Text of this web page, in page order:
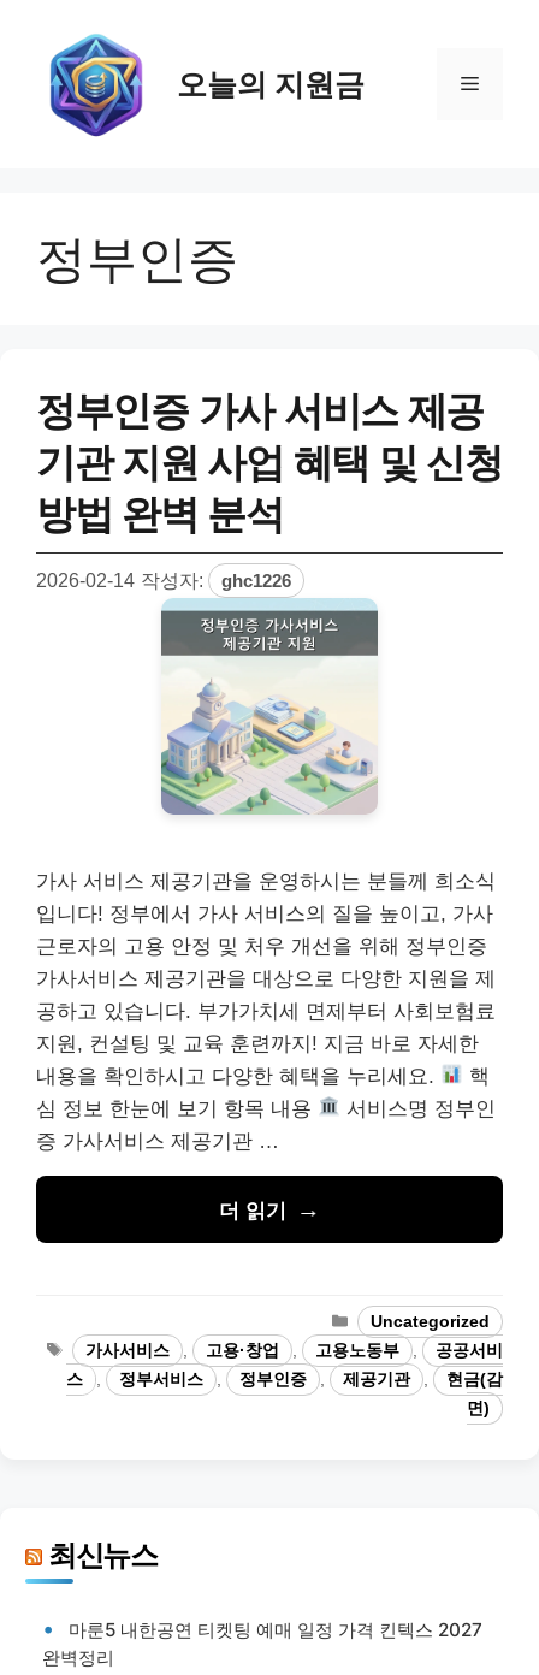
오늘의 지원금 메
정부인증
정부인증 가사 서비스 제공
기관 지원 사업 혜택 및 신청
방법 완벽 분석
2026-02-14 작성자: ghc1226
가사 서비스 제공기관을 운영하시는 분들께 희소식
입니다! 정부에서 가사 서비스의 질을 높이고, 가사
근로자의 고용 안정 및 처우 개선을 위해 정부인증
가사서비스 제공기관을 대상으로 다양한 지원을 제
공하고 있습니다. 부가가치세 면제부터 사회보험료
지원, 컨설팅 및 교육 훈련까지! 지금 바로 자세한
내용을 확인하시고 다양한 혜택을 누리세요.
핵
심 정보 한눈에 보기 항목 내용
서비스명 정부인
증 가사서비스 제공기관 …
더 읽기
카
테
고
리
Uncategorized
태
그
가사서비스 고용·창업 고용노동부
공공서비
스
정부서비스 정부인증 제공기관
현금(감
면)
최신뉴스
마룬5 내한공연 티켓팅 예매 일정 가격 킨텍스 2027
완벽정리